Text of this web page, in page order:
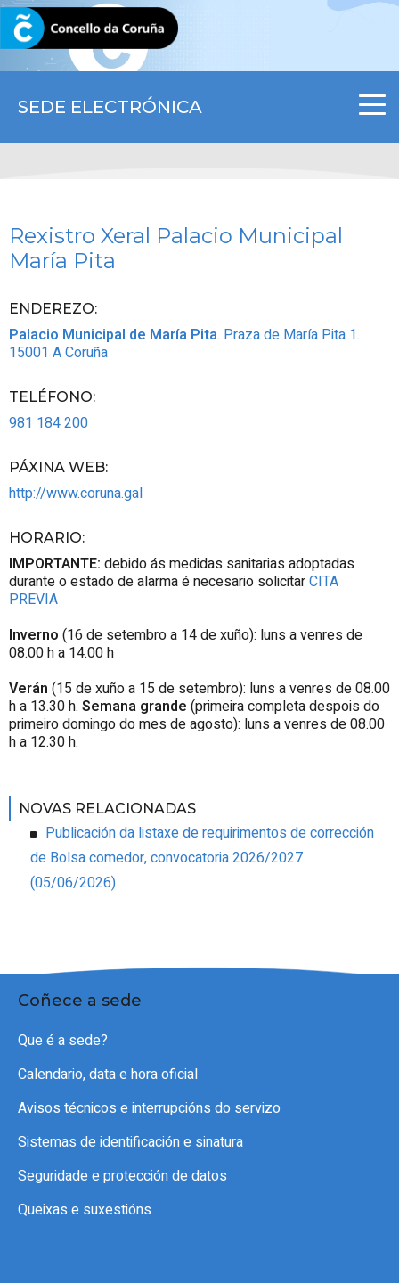
SEDE ELECTRÓNICA
CORUNA.GAL
Rexistro Xeral Palacio Municipal
María Pita
ENDEREZO:
Palacio Municipal de María Pita. Praza de María Pita 1.
15001 A Coruña
TELÉFONO:
981 184 200
PÁXINA WEB:
http://www.coruna.gal
HORARIO:
IMPORTANTE: debido ás medidas sanitarias adoptadas
durante o estado de alarma é necesario solicitarCITA
PREVIA
Inverno (16 de setembro a 14 de xuño): luns a venres de
08.00 h a 14.00 h
Verán (15 de xuño a 15 de setembro): luns a venres de 08.00
h a 13.30 h. Semana grande (primeira completa despois do
primeiro domingo do mes de agosto): luns a venres de 08.00
h a 12.30 h.
NOVAS RELACIONADAS
Publicación da listaxe de requirimentos de corrección
de Bolsa comedor, convocatoria 2026/2027
(05/06/2026)
Coñece a sede
Que é a sede?
Calendario, data e hora oficial
Avisos técnicos e interrupcións do servizo
Sistemas de identificación e sinatura
Seguridade e protección de datos
Queixas e suxestións